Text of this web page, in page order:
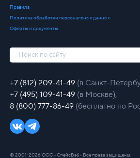
Правила
Политика обработки персональных данных
Оферты и документы
+7 (812) 209-41-49 (в Санкт-
+7 (495) 109-41-49 (в Москве),
8 (800) 777-86-49 (бесплатно по
© 2001-2026 ООО «СпейсВэб» Все права защищены.